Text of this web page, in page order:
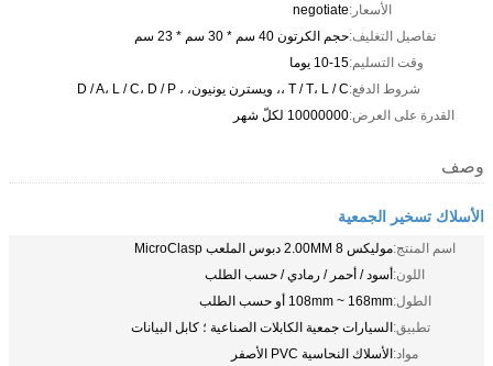
الأسعار:negotiate
تفاصيل التغليف:حجم الكرتون 40 سم * 30 سم * 23 سم
وقت التسليم:10-15 يوما
شروط الدفع:T / T، L / C ،، ويسترن يونيون، ، D / A، L / C، D / P
القدرة على العرض:10000000 لكلّ شهر
وصف
الأسلاك تسخير الجمعية
اسم المنتج:موليكس 2.00MM 8 دبوس الملعب MicroClasp
اللون:أسود / أحمر / رمادي / حسب الطلب
الطول:108mm ~ 168mm أو حسب الطلب
تطبيق:السيارات جمعية الكابلات الصناعية ؛ كابل البيانات
مواد:الأسلاك النحاسية PVC الأصفر